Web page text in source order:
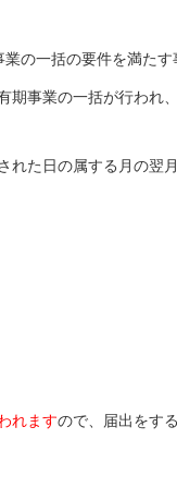
の一括の要件を満た
期事業の一括が行われ、
れた日の属する月の翌
れますので、届出をす